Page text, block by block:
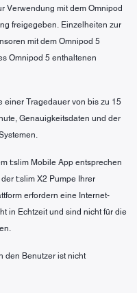
Verwendung mit dem Omnipod
freigegeben. Einzelheiten zur
mit dem Omnipod 5
Omnipod 5 enthaltenen
einer Tragedauer von bis zu 15
Genauigkeitsdaten und der
t:slim Mobile App entsprechen
t:slim X2 Pumpe Ihrer
erfordern eine Internet-
in Echtzeit und sind nicht für die
den Benutzer ist nicht